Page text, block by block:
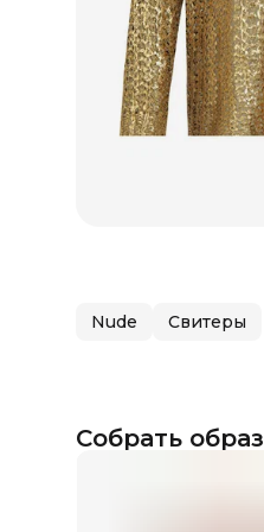
Nude Свитеры
Собрать образ